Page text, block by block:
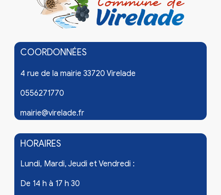
COORDONNÉES
4 rue de la mairie 33720 Virelade
0556271770
mairie@virelade.fr
HORAIRES
Lundi, Mardi, Jeudi et Vendredi :
De 14 h à 17 h 30